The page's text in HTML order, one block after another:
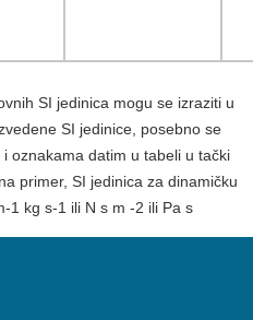
SI jedinica mogu se izraziti u
SI jedinice, posebno se
oznakama datim u tabeli u tački
primer, SI jedinica za dinamičku
1 kg s-1 ili N s m -2 ili Pa s